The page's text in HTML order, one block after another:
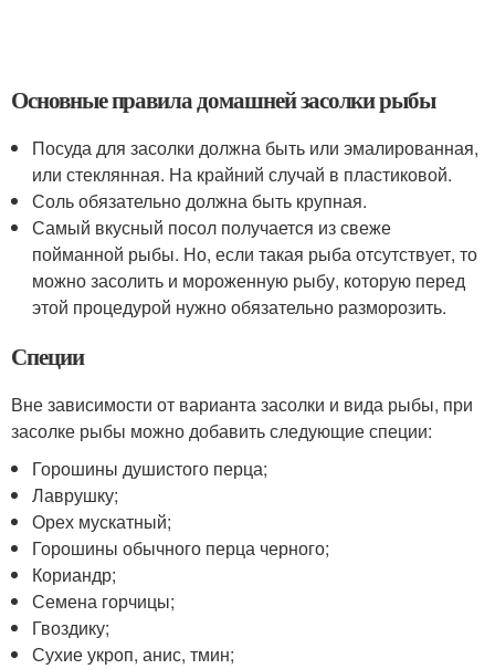
Основные правила домашней засолки рыбы
Посуда для засолки должна быть или эмалированная,
или стеклянная. На крайний случай в пластиковой.
Соль обязательно должна быть крупная.
Самый вкусный посол получается из свеже
пойманной рыбы. Но, если такая рыба отсутствует, то
можно засолить и мороженную рыбу, которую перед
этой процедурой нужно обязательно разморозить.
Специи
Вне зависимости от варианта засолки и вида рыбы, при
засолке рыбы можно добавить следующие специи:
Горошины душистого перца;
Лаврушку;
Орех мускатный;
Горошины обычного перца черного;
Кориандр;
Семена горчицы;
Гвоздику;
Сухие укроп, анис, тмин;